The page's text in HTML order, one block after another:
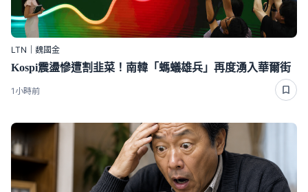
LTN｜魏國金
Kospi震盪慘遭割韭菜！南韓「螞蟻雄兵」再度湧入華爾街
1小時前